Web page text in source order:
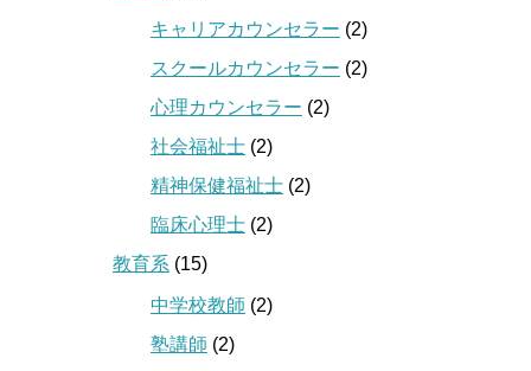
キャリアカウンセラー (2)
スクールカウンセラー (2)
心理カウンセラー (2)
社会福祉士 (2)
精神保健福祉士 (2)
臨床心理士 (2)
教育系 (15)
中学校教師 (2)
塾講師 (2)